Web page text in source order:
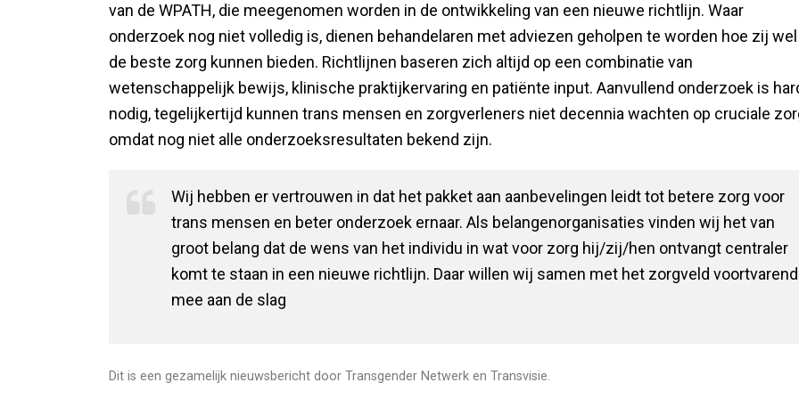
van de WPATH, die meegenomen worden in de ontwikkeling van een nieuwe richtlijn. Waar
onderzoek nog niet volledig is, dienen behandelaren met adviezen geholpen te worden hoe zij wel
de beste zorg kunnen bieden. Richtlijnen baseren zich altijd op een combinatie van
wetenschappelijk bewijs, klinische praktijkervaring en patiënte input. Aanvullend onderzoek is
nodig, tegelijkertijd kunnen trans mensen en zorgverleners niet decennia wachten op cruciale
omdat nog niet alle onderzoeksresultaten bekend zijn.
Wij hebben er vertrouwen in dat het pakket aan aanbevelingen leidt tot betere zorg voor
trans mensen en beter onderzoek ernaar. Als belangenorganisaties vinden wij het van
groot belang dat de wens van het individu in wat voor zorg hij/zij/hen ontvangt centraler
komt te staan in een nieuwe richtlijn. Daar willen wij samen met het zorgveld voortvarend
mee aan de slag
Dit is een gezamelijk nieuwsbericht door Transgender Netwerk en Transvisie.